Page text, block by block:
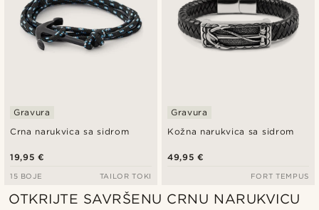
Crna narukvica sa sidrom
Gravura
19,95 €
15 BOJE TAILOR TOKI
Kožna narukvica sa sidrom
Gravura
49,95 €
FORT TEMPUS
OTKRIJTE SAVRŠENU CRNU NARUKVICU